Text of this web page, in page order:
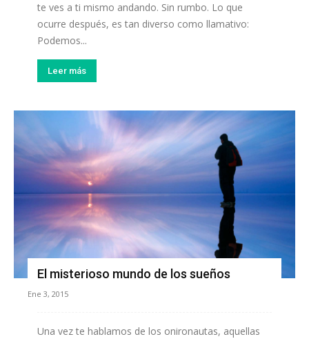
te ves a ti mismo andando. Sin rumbo. Lo que
ocurre después, es tan diverso como llamativo:
Podemos...
Leer más
El misterioso mundo de los sueños
Ene 3, 2015
Una vez te hablamos de los onironautas, aquellas